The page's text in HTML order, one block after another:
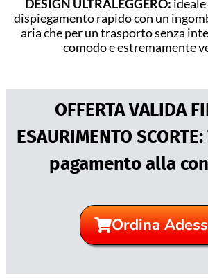
DESIGN ULTRALEGGERO:
dispiegamento rapido con un
aria che per un trasporto senza
comodo e estremamente
OFFERTA VALIDA
ESAURIMENTO
pagamento alla
Ordina